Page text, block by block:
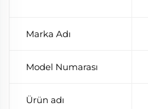
Marka Adı
Model Numarası
Ürün adı